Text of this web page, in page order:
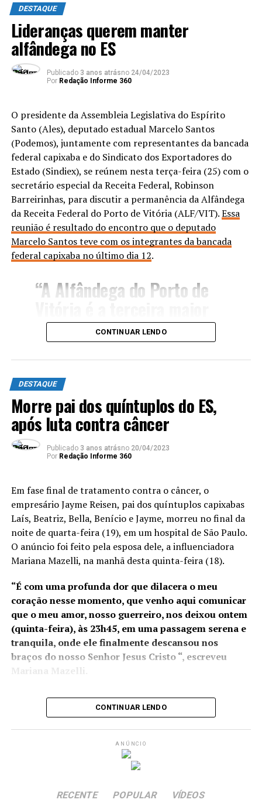
DESTAQUE
Lideranças querem manter
alfândega no ES
Publicado 3 anos atrásno 24/04/2023
Por Redação Informe 360
O presidente da Assembleia Legislativa do Espírito
Santo (Ales), deputado estadual Marcelo Santos
(Podemos), juntamente com representantes da bancada
federal capixaba e do Sindicato dos Exportadores do
Estado (Sindiex), se reúnem nesta terça-feira (25) com o
secretário especial da Receita Federal, Robinson
Barreirinhas, para discutir a permanência da Alfândega
da Receita Federal do Porto de Vitória (ALF/VIT).Essa
reunião é resultado do encontro que o deputado
Marcelo Santos teve com os integrantes da bancada
federal capixaba no último dia 12.
“A Alfândega do Porto de
em volume de importações
e a segunda maior em valor
médio de Declarações de
Importação (DI) no Brasil.
Além disso, a unidade é
responsável pelo controle
de 22 instalações e
recintos alfandegados no
Espírito Santo e atuará em
novos projetos portuários
em execução, como o Porto
da Imetame, com data de
início de operação para
2025. No ano passado, os
portos capixabas
movimentaram R$ 35
bilhões em mercadorias e a
possível transferência da
Alfândega para o Rio de
Janeiro pode gerar
prejuízos à competitividade
do estado”, afirmou o
presidente da Assembleia
CONTINUAR LENDO
DESTAQUE
Morre pai dos quíntuplos do ES,
após luta contra câncer
Publicado 3 anos atrásno 20/04/2023
Por Redação Informe 360
Em fase final de tratamento contra o câncer, o
empresário Jayme Reisen, pai dos quíntuplos capixabas
Laís, Beatriz, Bella, Benício e Jayme, morreu no final da
noite de quarta-feira (19), em um hospital de São Paulo.
O anúncio foi feito pela esposa dele, a influenciadora
Mariana Mazelli, na manhã desta quinta-feira (18).
“É com uma profunda dor que dilacera o meu
coração nesse momento, que venho aqui comunicar
que o meu amor, nosso guerreiro, nos deixou ontem
(quinta-feira), às 23h45, em uma passagem serena e
tranquila, onde ele finalmente descansou nos
braços do nosso Senhor Jesus Cristo “, escreveu
Mariana Mazelli.
Jayme estava em fase final detratamento que só foi
, para a realização de um procedimento de
transplante de células conhecido como “Car-T Cell
Therapy”, com material colhido no Brasil, mas
CONTINUAR LENDO
ANÚNCIO
RECENTE POPULAR VÍDEOS